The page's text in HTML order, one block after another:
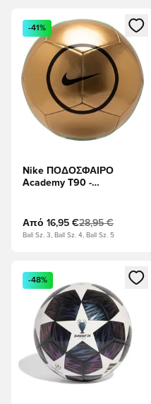
Ανοίγει ένα Modal για να
-41%
Nike ΠΟΔΟΣΦΑΙΡΟ
Academy T90 -
Από 16,95 €28,95 €
Ball Sz. 3, Ball Sz. 4, Ball Sz. 5
Ανοίγει ένα Modal για να
-48%